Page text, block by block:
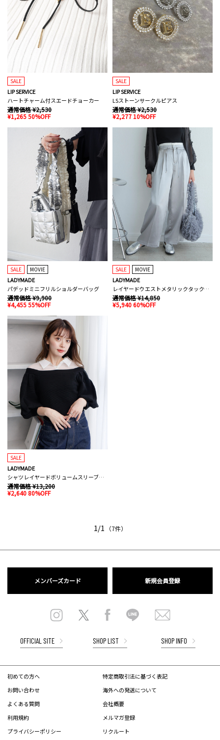
SALE
LIP SERVICE
ハートチャーム付スエードチョーカー
通常価格 ¥2,530
¥1,265 50%OFF
SALE
LIP SERVICE
LSストーンサークルピアス
通常価格 ¥2,530
¥2,277 10%OFF
SALE MOVIE
LADYMADE
パデッドミニフリルショルダーバッグ
通常価格 ¥9,900
¥4,455 55%OFF
SALE MOVIE
LADYMADE
レイヤードウエストメタリックタックパンツ
通常価格 ¥14,850
¥5,940 60%OFF
SALE
LADYMADE
シャツレイヤードボリュームスリーブニット
通常価格 ¥13,200
¥2,640 80%OFF
1/1 （7件）
メンバーズカード 新規会員登録
OFFICIAL SITE SHOP LIST SHOP INFO
初めての方へ
お問い合わせ
よくある質問
利用規約
プライバシーポリシー
特定商取引法に基づく表記
海外への発送について
会社概要
メルマガ登録
リクルート